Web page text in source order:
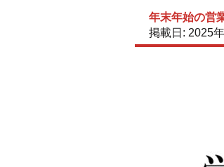
年末年始の営
掲載日: 2025